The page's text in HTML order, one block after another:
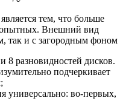
тем, что больше
Внешний вид
так и с загородным фоном
8 разновидностей дисков.
подчеркивает
универсально: во-первых,